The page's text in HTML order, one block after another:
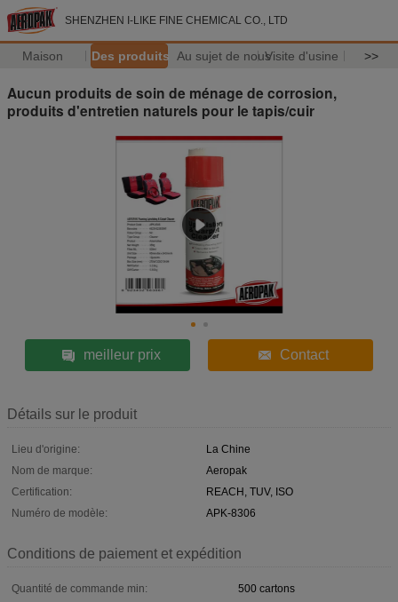
SHENZHEN I-LIKE FINE CHEMICAL CO., LTD
Maison Des produits Au sujet de nousVisite d'usine >>
Aucun produits de soin de ménage de corrosion,
produits d'entretien naturels pour le tapis/cuir
meilleur prix Contact
Détails sur le produit
Lieu d'origine:
La Chine
Nom de marque:
Aeropak
Certification:
REACH, TUV, ISO
Numéro de modèle:
APK-8306
Conditions de paiement et expédition
Quantité de commande min:
500 cartons